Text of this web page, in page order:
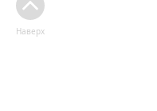
Наверх